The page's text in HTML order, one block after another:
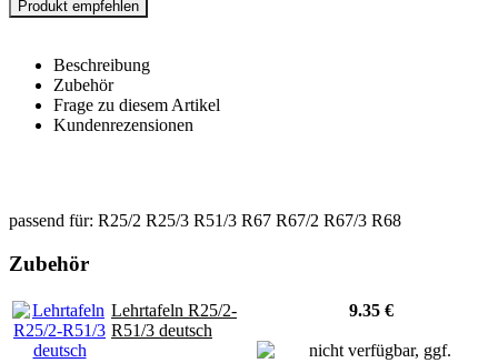
Beschreibung
Zubehör
Frage zu diesem Artikel
Kundenrezensionen
passend für: R25/2 R25/3 R51/3 R67 R67/2 R67/3 R68
Zubehör
Lehrtafeln R25/2-
R51/3 deutsch
9.35 €